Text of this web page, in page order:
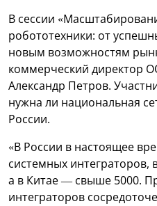
В сессии
робототехники: от
новым возможностям
коммерческий директор
Александр Петров.
нужна ли национальная
России.
«В России в настоящее
системных
а в Китае — свыше 5000.
интеграторов